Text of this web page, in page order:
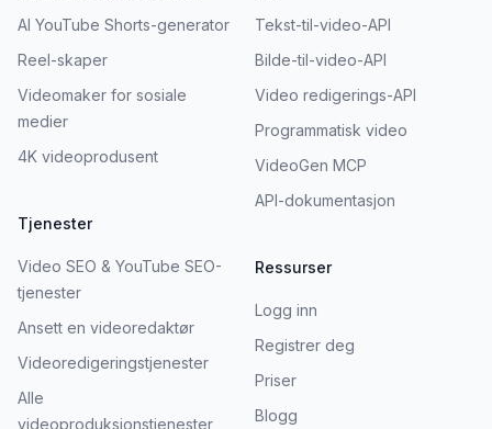
AI YouTube Shorts-generator
Reel-skaper
Videomaker for sosiale
medier
4K videoprodusent
Tjenester
Video SEO & YouTube SEO-
tjenester
Ansett en videoredaktør
Videoredigeringstjenester
Alle
videoproduksjonstjenester
Tekst-til-video-API
Bilde-til-video-API
Video redigerings-API
Programmatisk video
VideoGen MCP
API-dokumentasjon
Ressurser
Logg inn
Registrer deg
Priser
Blogg